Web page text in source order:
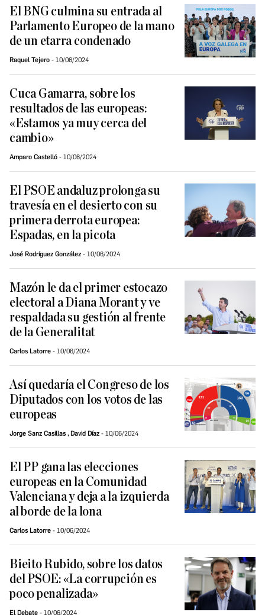
El BNG culmina su entrada al
Parlamento Europeo de la mano
de un etarra condenado
Raquel Tejero 10/06/2024
Cuca Gamarra, sobre los
resultados de las europeas:
«Estamos ya muy cerca del
cambio»
Amparo Castelló 10/06/2024
El PSOE andaluz prolonga su
travesía en el desierto con su
primera derrota europea:
Espadas, en la picota
José Rodríguez González 10/06/2024
Mazón le da el primer estocazo
electoral a Diana Morant y ve
respaldada su gestión al frente
de la Generalitat
Carlos Latorre 10/06/2024
Así quedaría el Congreso de los
Diputados con los votos de las
europeas
Jorge Sanz Casillas, David Díaz 10/06/2024
El PP gana las elecciones
europeas en la Comunidad
Valenciana y deja a la izquierda
al borde de la lona
Carlos Latorre 10/06/2024
Bieito Rubido, sobre los datos
del PSOE: «La corrupción es
poco penalizada»
El Debate 10/06/2024